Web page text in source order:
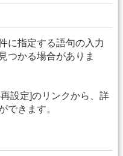
に指定する語句の入力
つかる場合がありま
設定]のリンクから、詳
できます。